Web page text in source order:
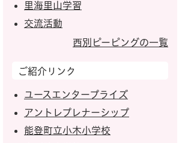
里海里山学習
交流活動
西別ピーピングの一覧
ご紹介リンク
ユースエンタープライズ
アントレプレナーシップ
能登町立小木小学校